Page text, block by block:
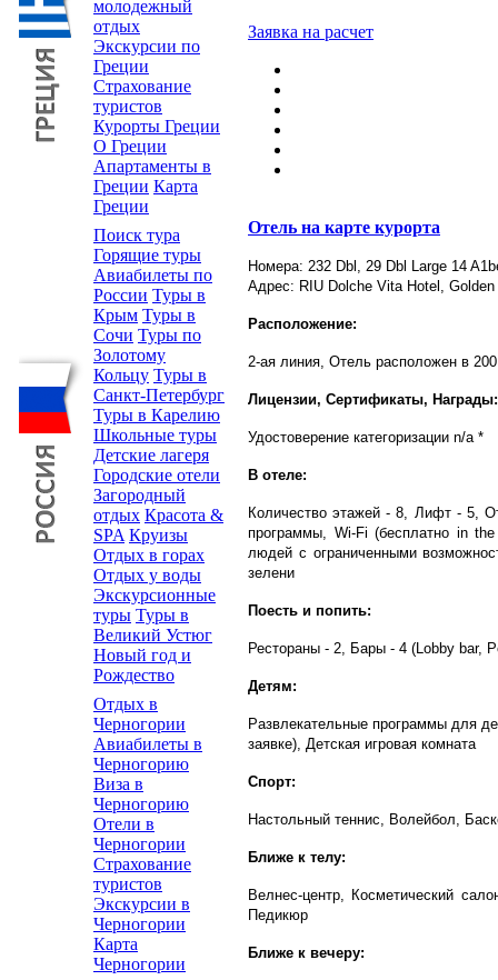
молодежный
отдых
Экскурсии по
Греции
Страхование
туристов
Курорты Греции
О Греции
Апартаменты в
Греции Карта
Греции
Поиск тура
Горящие туры
Авиабилеты по
России Туры в
Крым Туры в
Сочи Туры по
Золотому
Кольцу Туры в
Санкт-Петербург
Туры в Карелию
Школьные туры
Детские лагеря
Городские отели
Загородный
отдых Красота &
SPA Круизы
Отдых в горах
Отдых у воды
Экскурсионные
туры Туры в
Великий Устюг
Новый год и
Рождество
Отдых в
Черногории
Авиабилеты в
Черногорию
Виза в
Черногорию
Отели в
Черногории
Страхование
туристов
Экскурсии в
Черногории
Карта
Черногории
Заявка на расчет
Отель на карте курорта
Номера: 232 Dbl, 29 Dbl Large 14
Адрес: RIU Dolche Vita Hotel,
Расположение:
2-ая линия, Отель расположен в
Лицензии, Сертификаты, Награды:
Удостоверение категоризации n/a *
В отеле:
Количество этажей - 8, Лифт - 5,
программы, Wi-Fi (бесплатно in
людей с ограниченными
зелени
Поесть и попить:
Рестораны - 2, Бары - 4 (Lobby bar,
Детям:
Развлекательные программы для
заявке), Детская игровая комната
Спорт:
Настольный теннис, Волейбол,
Ближе к телу:
Велнес-центр, Косметический
Педикюр
Ближе к вечеру: